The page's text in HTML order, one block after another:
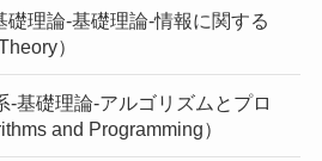
礎理論-基礎理論-情報に関する
）
-基礎理論-アルゴリズムとプロ
and Programming）